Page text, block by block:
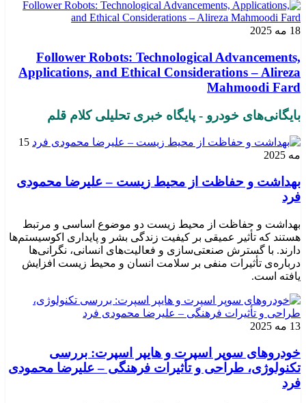
18 مه 2025
Follower Robots: Technological Advancements,
Applications, and Ethical Considerations – Alireza
Mahmoodi Fard
بایگانی‌های خودرو - پایگاه خبری تحلیلی کلام قلم
15
مه 2025
بهداشت و حفاظت از محیط زیست – علیرضا محمودی
فرد
بهداشت و حفاظت از محیط زیست دو موضوع اساسی و مرتبط
هستند که تأثیر عمیقی بر کیفیت زندگی بشر و پایداری اکوسیستم‌ها
دارند. با گسترش صنعتی‌سازی و فعالیت‌های انسانی، نگرانی‌ها
درباره‌ی تأثیرات منفی بر سلامت انسان و محیط زیست افزایش
یافته است.
13 مه 2025
خودروهای سوپر اسپرت و هایپر اسپرت: بررسی
تکنولوژی، طراحی و تأثیرات فرهنگی – علیرضا محمودی
فرد